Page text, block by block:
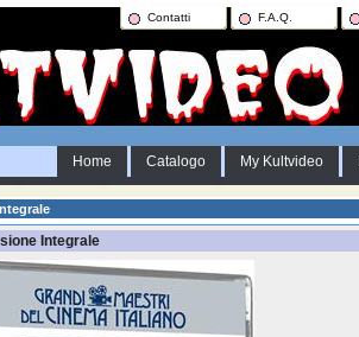
Contatti F.A.Q.
Home Catalogo My Kultvideo
Integrale